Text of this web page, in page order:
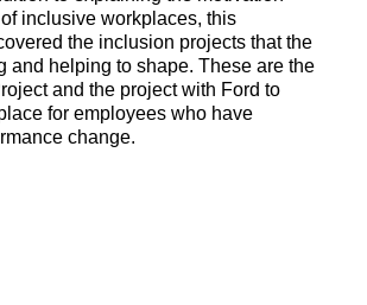
inclusive workplaces, this
the inclusion projects that the
and helping to shape. These are the
and the project with Ford to
for employees who have
change.